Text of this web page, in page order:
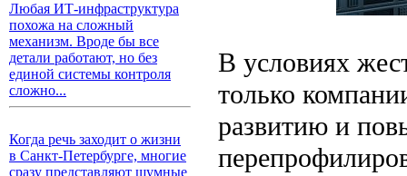
Любая ИТ-инфраструктура
похожа на сложный
механизм. Вроде бы все
детали работают, но без
единой системы контроля
сложно...
Когда речь заходит о жизни
в Санкт-Петербурге, многие
сразу представляют шумные
В условиях
только
развитию и